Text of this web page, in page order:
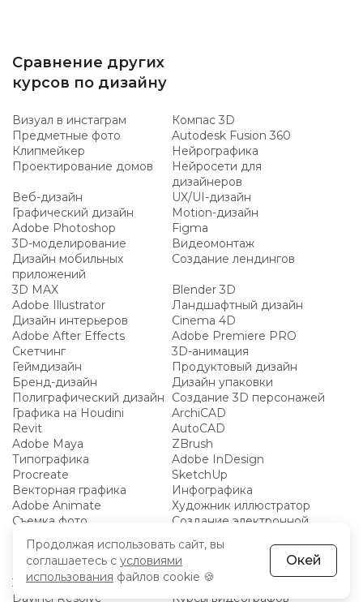
Сравнение других
курсов по дизайну
Визуал в инстаграм
Компас 3D
Предметные фото
Autodesk Fusion 360
Клипмейкер
Нейрографика
Проектирование домов
Нейросети для
дизайнеров
Веб-дизайн
UX/UI-дизайн
Графический дизайн
Motion-дизайн
Adobe Photoshop
Figma
3D-моделирование
Видеомонтаж
Дизайн мобильных
приложений
Создание лендингов
3D MAX
Blender 3D
Adobe Illustrator
Ландшафтный дизайн
Дизайн интерьеров
Cinema 4D
Adobe After Effects
Adobe Premiere PRO
Скетчинг
3D-анимация
Геймдизайн
Продуктовый дизайн
Бренд-дизайн
Дизайн упаковки
Полиграфический дизайн
Создание 3D персонажей
Графика на Houdini
ArchiCAD
Revit
AutoCAD
Adobe Maya
ZBrush
Типографика
Adobe InDesign
Procreate
SketchUp
Векторная графика
Инфографика
Adobe Animate
Художник иллюстратор
Съемка фото
Создание электронной
музыки
Курсы Арт-директора
Ableton Live
Композиция
CorelDraw
2D графика
Ретушь
Davinci Resolve
Курсы видеографов
Продолжая использовать сайт, вы
соглашаетесь с условиями
использования файлов cookie 🍪
Окей